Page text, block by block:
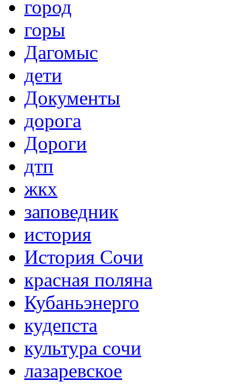
город
горы
Дагомыс
дети
Документы
дорога
Дороги
дтп
жкх
заповедник
история
История Сочи
красная поляна
Кубаньэнерго
кудепста
культура сочи
лазаревское